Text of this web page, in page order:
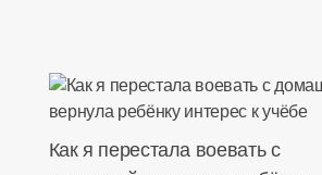
Как я перестала воевать с